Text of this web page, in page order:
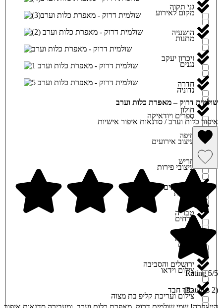
מקום לאירוע
מתנות
נגנים
נדוניה
ספרים ויודאיקה
עיצוב אירועים
עיצובי פירות
פאניות
פרחים
צילום
צילום וידאו
צילום ועריכת קליפ בת מצוה
גני תקוה
הושעיה
זיכרון יעקב
חדרה
חולון
חיפה
חריש
חשמונאים
טבריה
יסודות
ירושלים והסביבה
כפר חבד
שולמית דרוק – מאפרת כלות וערב
איפור כלות וערב / סדנאות איפור אישיות
הסרה מרשימת מועדפים
שמירה ברשימת מועדפים
5/5 Rating
(2 Ratings)